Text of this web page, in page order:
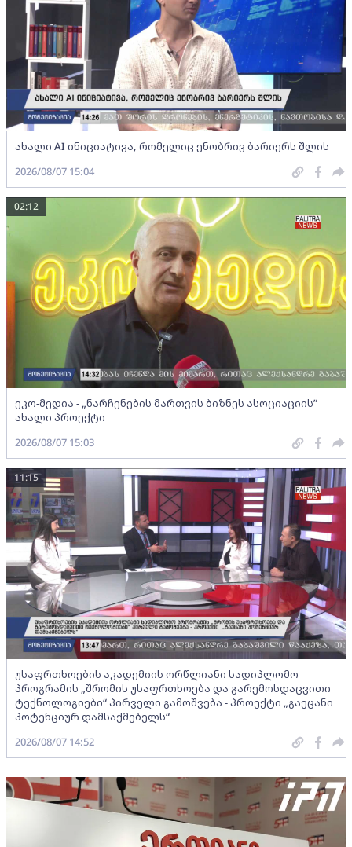
ახალი AI ინიციატივა, რომელიც ენობრივ ბარიერს შლის
2026/08/07 15:04
ეკო-მედია - „ნარჩენების მართვის ბიზნეს ასოციაციის”
ახალი პროექტი
02:12
2026/08/07 15:03
უსაფრთხოების აკადემიის ორწლიანი სადიპლომო
პროგრამის „შრომის უსაფრთხოება და გარემოსდაცვითი
ტექნოლოგიები“ პირველი გამოშვება - პროექტი „გაეცანი
პოტენციურ დამსაქმებელს“
11:15
2026/08/07 14:52